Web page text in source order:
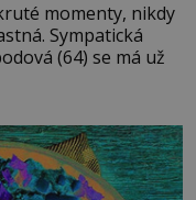
momenty, nikdy
(64) se má už